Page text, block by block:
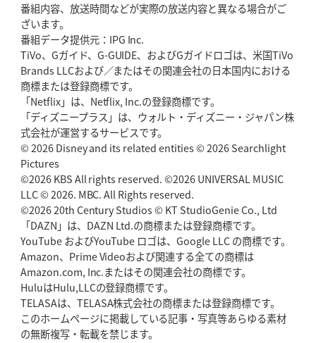
2026年5月21日(木)更新
狭山RG、ライチェル海遥スタッフ入り
ッション
2026年5月14日(木)更新
神戸、1位通過の立役者レタリック
「悲運の闘将」宮地克実氏死去 熱血指導で埼玉WKの基礎築く
2026年4月30日(木)更新
BR東京、「ユニバーサルデー」の意義「特別からノーマルへ」が最終
ゴール
2026年4月23日(木)更新
元代表ラピース、今季限りで引退「クボタは10年いた自分のホーム」
2026年4月16日(木)更新
BL東京「強化拠点」を「共有財産」に新クラブハウスは「皆に開かれ
た空間」
番組内容、放送時間などが実際の放送内容と異なる場合がご
ざいます。
番組データ提供元：IPG Inc.
TiVo、Gガイド、G-GUIDE、およびGガイドロゴは、米国TiVo
Brands LLCおよび／またはその関連会社の日本国内における
商標または登録商標です。
「Netflix」は、Netflix, Inc.の登録商標です。
「ディズニープラス」は、ウォルト・ディズニー・ジャパン株
式会社が運営するサービスです。
© 2026 Disney and its related entities © 2026 Searchlight
Pictures
©2026 KBS All rights reserved. ©2026 UNIVERSAL MUSIC
LLC © 2026. MBC. All Rights reserved.
©2026 20th Century Studios © KT StudioGenie Co., Ltd
「DAZN」は、DAZN Ltd.の商標または登録商標です。
YouTube およびYouTube ロゴは、Google LLC の商標です。
Amazon、Prime Videoおよび関連する全ての商標は
Amazon.com, Inc.またはその関連会社の商標です。
HuluはHulu,LLCの登録商標です。
TELASAは、TELASA株式会社の商標または登録商標です。
このホームページに掲載している記事・写真等あらゆる素材
の無断複写・転載を禁じます。